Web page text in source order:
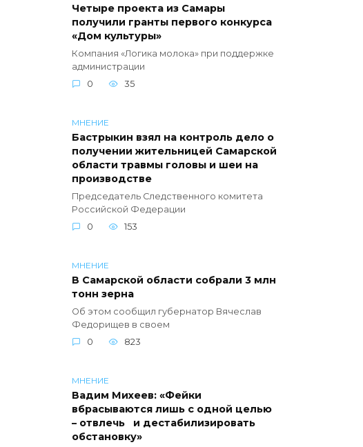
Четыре проекта из Самары
получили гранты первого конкурса
«Дом культуры»
Компания «Логика молока» при поддержке
администрации
0
35
МНЕНИЕ
Бастрыкин взял на контроль дело о
получении жительницей Самарской
области травмы головы и шеи на
производстве
Председатель Следственного комитета
Российской Федерации
0
153
МНЕНИЕ
В Самарской области собрали 3 млн
тонн зерна
Об этом сообщил губернатор Вячеслав
Федорищев в своем
0
823
МНЕНИЕ
Вадим Михеев: «Фейки
вбрасываются лишь с одной целью
– отвлечь и дестабилизировать
обстановку»